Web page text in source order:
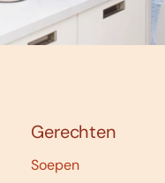
Gerechten
Soepen